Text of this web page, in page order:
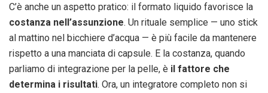
C’è anche un aspetto pratico: il formato liquido favorisce la
costanza nell’assunzione. Un rituale semplice — uno stick
al mattino nel bicchiere d’acqua — è più facile da mantenere
rispetto a una manciata di capsule. E la costanza, quando
parliamo di integrazione per la pelle, è il fattore che
determina i risultati. Ora, un integratore completo non si